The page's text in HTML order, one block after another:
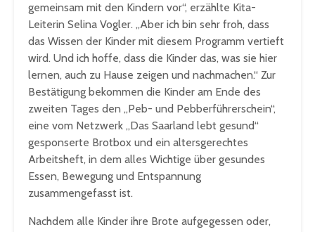
gemeinsam mit den Kindern vor“, erzählte Kita-
Leiterin Selina Vogler. „Aber ich bin sehr froh, dass
das Wissen der Kinder mit diesem Programm vertieft
wird. Und ich hoffe, dass die Kinder das, was sie hier
lernen, auch zu Hause zeigen und nachmachen.“ Zur
Bestätigung bekommen die Kinder am Ende des
zweiten Tages den „Peb- und Pebberführerschein“,
eine vom Netzwerk „Das Saarland lebt gesund“
gesponserte Brotbox und ein altersgerechtes
Arbeitsheft, in dem alles Wichtige über gesundes
Essen, Bewegung und Entspannung
zusammengefasst ist.
Nachdem alle Kinder ihre Brote aufgegessen oder,